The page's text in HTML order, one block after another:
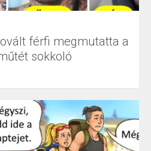
férfi megmutatta a
sokkoló